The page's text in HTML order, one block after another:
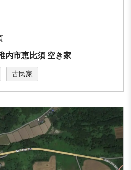
内市恵比須 空き家
古民家